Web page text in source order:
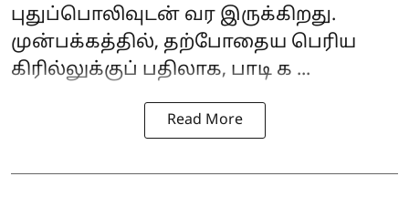
புதுப்பொலிவுடன் வர இருக்கிறது.
முன்பக்கத்தில், தற்போதைய பெரிய
கிரில்லுக்குப் பதிலாக, பாடி க ...
Read More